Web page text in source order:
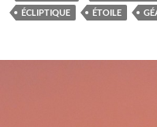
ÉCLIPTIQUE
ÉTOILE